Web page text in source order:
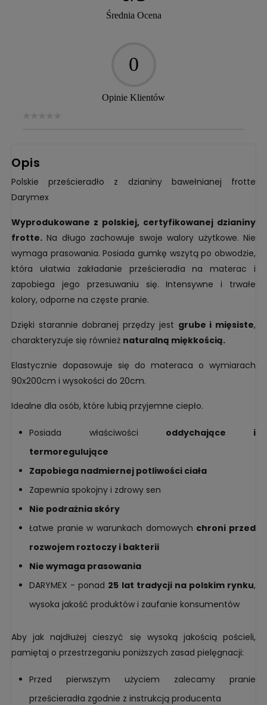
Średnia Ocena
0
Opinie Klientów
Opis
Polskie prześcieradło z dzianiny bawełnianej frotte
Darymex
Wyprodukowane z polskiej, certyfikowanej dzianiny
frotte. Na długo zachowuje swoje walory użytkowe. Nie
wymaga prasowania. Posiada gumkę wszytą po obwodzie,
która ułatwia zakładanie prześcieradła na materac i
zapobiega jego przesuwaniu się. Intensywne i trwałe
kolory, odporne na częste pranie.
Dzięki starannie dobranej przędzy jest grube i mięsiste,
charakteryzuje się również naturalną miękkością.
Elastycznie dopasowuje się do materaca o wymiarach
90x200cm i wysokości do 20cm.
Idealne dla osób, które lubią przyjemne ciepło.
Posiada właściwości oddychające i
termoregulujące
Zapobiega nadmiernej potliwości ciała
Zapewnia spokojny i zdrowy sen
Nie podrażnia skóry
Łatwe pranie w warunkach domowych chroni przed
rozwojem roztoczy i bakterii
Nie wymaga prasowania
DARYMEX - ponad 25 lat tradycji na polskim rynku,
wysoka jakość produktów i zaufanie konsumentów
Aby jak najdłużej cieszyć się wysoką jakością pościeli,
pamiętaj o przestrzeganiu poniższych zasad pielęgnacji:
Przed pierwszym użyciem zalecamy pranie
prześcieradła zgodnie z instrukcją producenta